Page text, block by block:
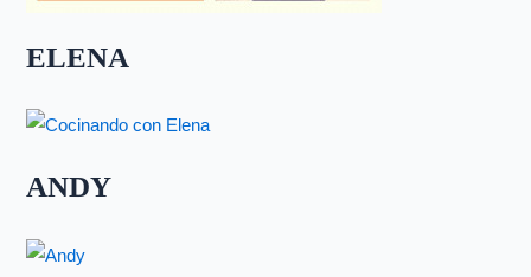
ELENA
ANDY